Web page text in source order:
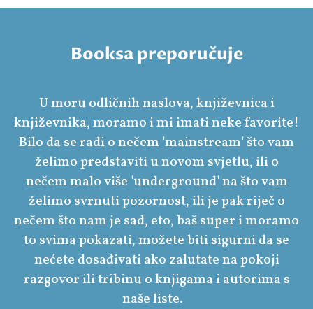
Booksa preporučuje
U moru odličnih naslova, književnica i
književnika, moramo i mi imati neke favorite!
Bilo da se radi o nečem 'mainstream' što vam
želimo predstaviti u novom svjetlu, ili o
nečem malo više 'underground' na što vam
želimo svrnuti pozornost, ili je pak riječ o
nečem što nam je sad, eto, baš super i moramo
to svima pokazati, možete biti sigurni da se
nećete dosađivati ako zalutate na pokoji
razgovor ili tribinu o knjigama i autorima s
naše liste.